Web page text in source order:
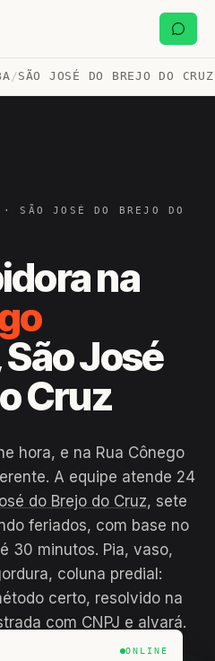
/SÃO JOSÉ DO BREJO DO CRUZ
· SÃO JOSÉ DO BREJO DO
na
São José
Cruz
hora, e na Rua Cônego
A equipe atende 24
do Brejo do Cruz, sete
feriados, com base no
30 minutos. Pia, vaso,
coluna predial:
certo, resolvido na
com CNPJ e alvará.
ONLINE